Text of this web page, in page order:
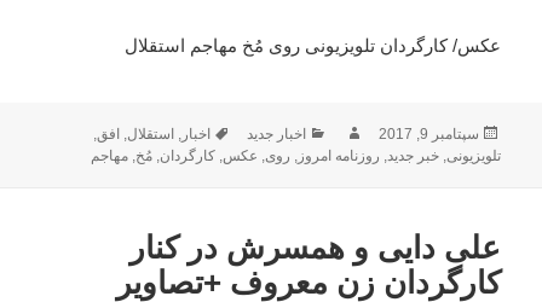
عکس/ کارگردان تلویزیونی روی مُخ مهاجم استقلال
ارسال
شده
سپتامبر 9, 2017 نویسندهدسته‌ها
اخبار جدید برچسب‌ها
اخبار, استقلال, افق,
تلویزیونی,خبر جدید, روزنامه امروز, روی, عکس,کارگردان,مُخ,مهاجم
علی دایی و همسرش در کنار
کارگردان زن معروف +تصاویر